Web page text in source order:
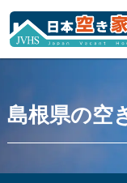
島根県の空